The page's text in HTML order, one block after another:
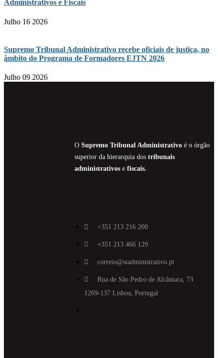
Administrativos e Fiscais
Julho 16 2026
Supremo Tribunal Administrativo recebe oficiais de justiça, no
âmbito do Programa de Formadores EJTN 2026
Julho 09 2026
O Supremo Tribunal Administrativoé o órgão
superior da hierarquia dos tribunais
administrativose fiscais.
+351 213 216 200
+351 213 466 129
correio@stadministrativo.pt
Rua de São Pedro de Alcântara, 73
1269-137 Lisboa, Portugal